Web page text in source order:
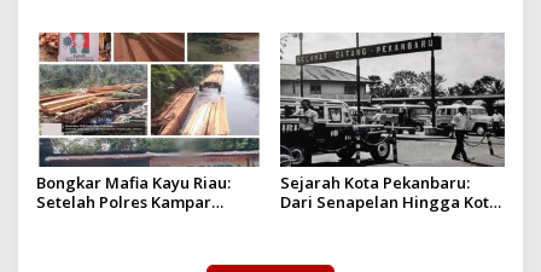
Bongkar Mafia Kayu Riau:
Setelah Polres Kampar
Hapus Berita Kian Menguat
Sejarah Kota Pekanbaru:
Dari Senapelan Hingga Kota